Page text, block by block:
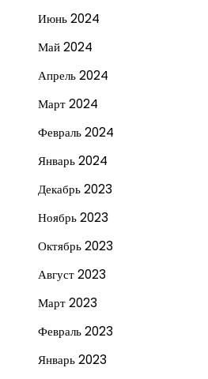
Июнь 2024
Май 2024
Апрель 2024
Март 2024
Февраль 2024
Январь 2024
Декабрь 2023
Ноябрь 2023
Октябрь 2023
Август 2023
Март 2023
Февраль 2023
Январь 2023